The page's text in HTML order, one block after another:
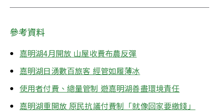
參考資料
嘉明湖4月開放 山屋收費布農反彈
嘉明湖日湧數百旅客 經管如履薄冰
使用者付費、總量管制 遊嘉明湖善盡環境責任
嘉明湖重開放 原民抗議付費制「就像回家要繳錢」